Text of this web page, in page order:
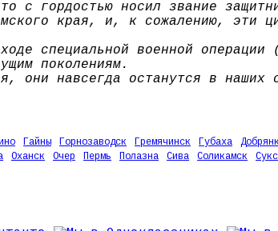
с гордостью носил звание
края, и, к сожалению, эти
специальной военной
поколениям.
они навсегда останутся в наших
Гайны Горнозаводск Гремячинск Губаха
Оханск Очер Пермь Полазна Сива Соликамск